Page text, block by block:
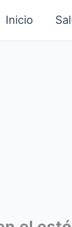
Inicio